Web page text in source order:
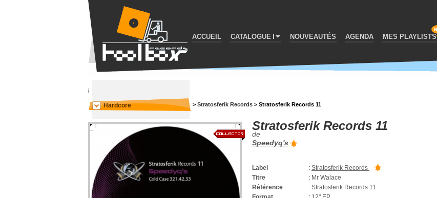
ACCUEIL CATALOGUE NOUVEAUTÉS AGENDA MES PLAYLISTS
i
Hardcore > Stratosferik Records > Stratosferik Records 11
Stratosferik Records 11
de
Speedyq's
Label : Stratosferik Records
Titre
: Mr Walace
Référence
: Stratosferik Records 11